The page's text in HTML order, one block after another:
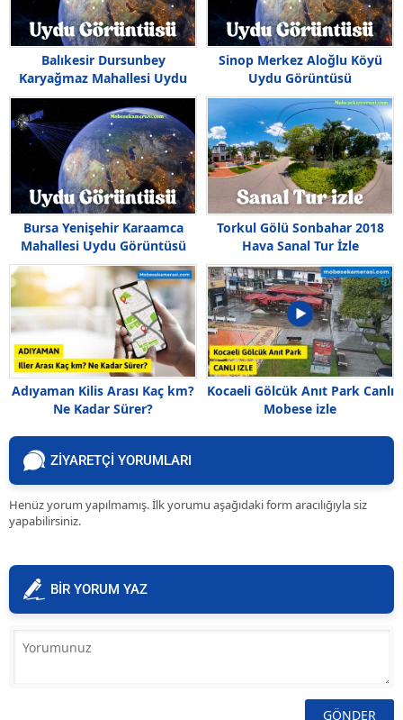
Balıkesir Dursunbey
Karyağmaz Mahallesi Uydu
Görüntüsü
Sinop Merkez Aloğlu Köyü
Uydu Görüntüsü
Bursa Yenişehir Karaamca
Mahallesi Uydu Görüntüsü
Torkul Gölü Sonbahar 2018
Hava Sanal Tur İzle
Adıyaman Kilis Arası Kaç km?
Ne Kadar Sürer?
Kocaeli Gölcük Anıt Park Canlı
Mobese izle
ZİYARETÇİ YORUMLARI
Henüz yorum yapılmamış. İlk yorumu aşağıdaki form aracılığıyla siz
yapabilirsiniz.
BİR YORUM YAZ